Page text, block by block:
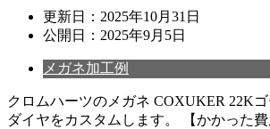
更新日： 2025年10月31日
公開日： 2025年9月5日
メガネ加工例
クロムハーツのメガネ COXUKER 22K
ダイヤをカスタムします。 【かかった